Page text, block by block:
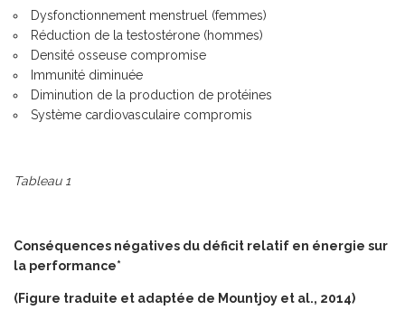
Dysfonctionnement menstruel (femmes)
Réduction de la testostérone (hommes)
Densité osseuse compromise
Immunité diminuée
Diminution de la production de protéines
Système cardiovasculaire compromis
Tableau 1
Conséquences négatives du déficit relatif en énergie sur
la performance*
(Figure traduite et adaptée de Mountjoy et al., 2014)